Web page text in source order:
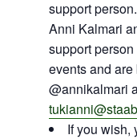
support
Anni Kalmari
support
events and
@annikalmari
If you wish,